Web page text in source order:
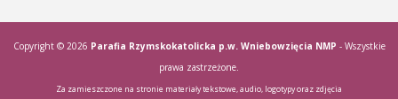
Copyright © 2026 Parafia Rzymskokatolicka p.w. Wniebowzięcia NMP - Wszystkie
prawa zastrzeżone.
Za zamieszczone na stronie materiały tekstowe, audio, logotypy oraz zdjęcia